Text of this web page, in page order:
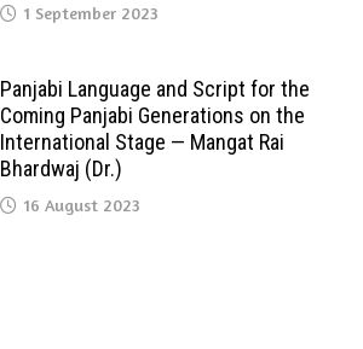
1 September 2023
Panjabi Language and Script for the
Coming Panjabi Generations on the
International Stage — Mangat Rai
Bhardwaj (Dr.)
16 August 2023